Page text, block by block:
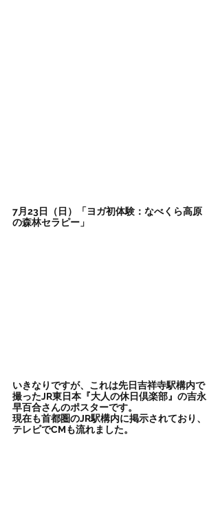
7月23日（日）「ヨガ初体験：なべくら高原
の森林セラピー」
いきなりですが、これは先日吉祥寺駅構内で
撮ったJR東日本『大人の休日倶楽部』の吉永
早百合さんのポスターです。
現在も首都圏のJR駅構内に掲示されており、
テレビでCMも流れました。